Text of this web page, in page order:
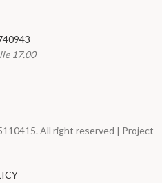
17.00
All right reserved | Project